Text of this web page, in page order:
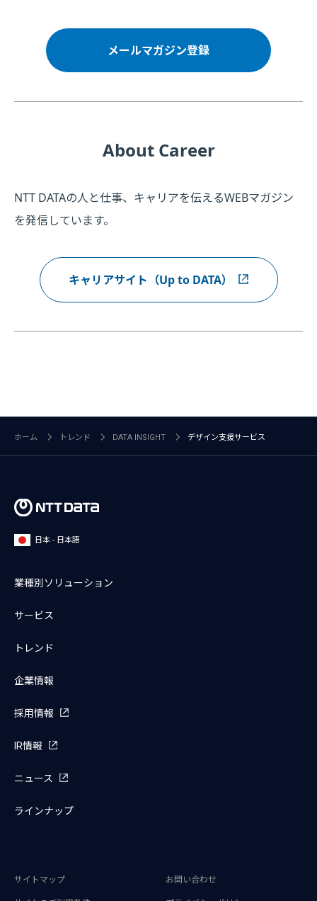
メールマガジン登録
About Career
NTT DATAの人と仕事、キャリアを伝えるWEBマガジン
を発信しています。
キャリアサイト（Up to DATA）
ホーム トレンド DATA INSIGHT デザイン支援サービス
日本 - 日本語
業種別ソリューション
サービス
トレンド
企業情報
採用情報
IR情報
ニュース
ラインナップ
サイトマップ お問い合わせ